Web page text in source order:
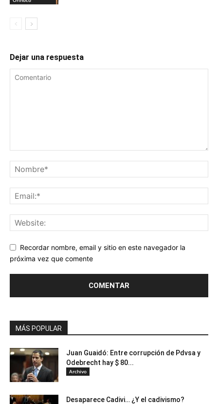
Dejar una respuesta
Recordar nombre, email y sitio en este navegador la
próxima vez que comente
MÁS POPULAR
Juan Guaidó: Entre corrupción de Pdvsa y
Odebrecht hay $ 80...
Archivo
Desaparece Cadivi… ¿Y el cadivismo?